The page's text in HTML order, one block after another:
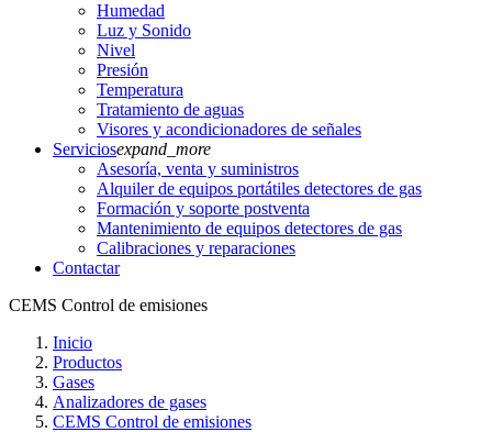
Humedad
Luz y Sonido
Nivel
Presión
Temperatura
Tratamiento de aguas
Visores y acondicionadores de señales
Serviciosexpand_more
Asesoría, venta y suministros
Alquiler de equipos portátiles detectores de gas
Formación y soporte postventa
Mantenimiento de equipos detectores de gas
Calibraciones y reparaciones
Contactar
CEMS Control de emisiones
Inicio
Productos
Gases
Analizadores de gases
CEMS Control de emisiones